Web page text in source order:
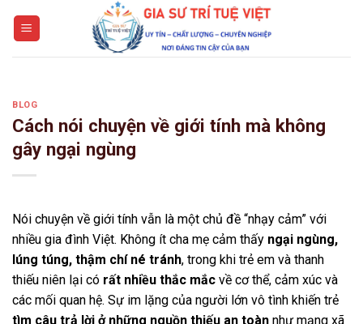
BLOG
Cách nói chuyện về giới tính mà không
gây ngại ngùng
Nói chuyện về giới tính vẫn là một chủ đề “nhạy cảm” với
nhiều gia đình Việt. Không ít cha mẹ cảm thấy ngại ngùng,
lúng túng, thậm chí né tránh, trong khi trẻ em và thanh
thiếu niên lại có rất nhiều thắc mắc về cơ thể, cảm xúc và
các mối quan hệ. Sự im lặng của người lớn vô tình khiến trẻ
tìm câu trả lời ở những nguồn thiếu an toàn như mạng xã